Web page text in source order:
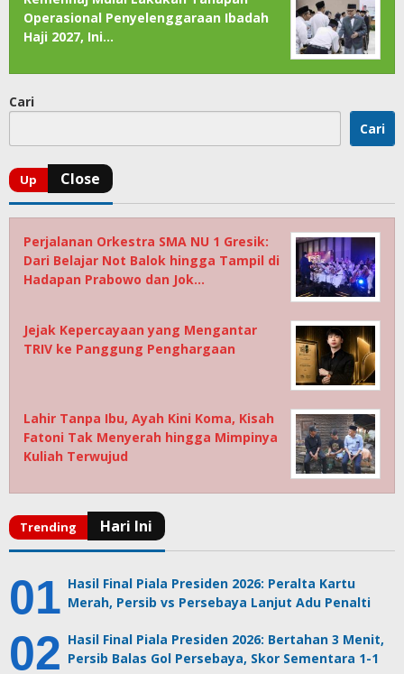
Operasional Penyelenggaraan Ibadah
Haji 2027, Ini…
Cari
Cari
Perjalanan Orkestra SMA NU 1 Gresik:
Dari Belajar Not Balok hingga Tampil di
Hadapan Prabowo dan Jok…
Jejak Kepercayaan yang Mengantar
TRIV ke Panggung Penghargaan
Lahir Tanpa Ibu, Ayah Kini Koma, Kisah
Fatoni Tak Menyerah hingga Mimpinya
Kuliah Terwujud
Hasil Final Piala Presiden 2026: Peralta Kartu
Merah, Persib vs Persebaya Lanjut Adu Penalti
Hasil Final Piala Presiden 2026: Bertahan 3 Menit,
Persib Balas Gol Persebaya, Skor Sementara 1-1